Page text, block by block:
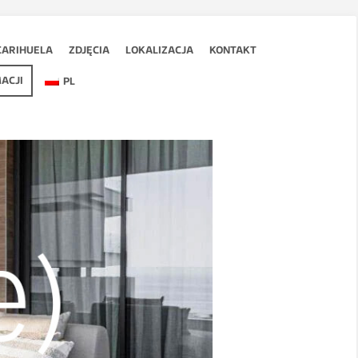
ZDJĘCIA LOKALIZACJA KONTAKT
PL